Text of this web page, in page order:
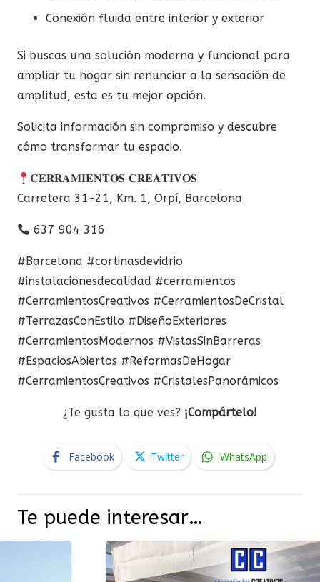
Conexión fluida entre interior y exterior
Si buscas una solución moderna y funcional para
ampliar tu hogar sin renunciar a la sensación de
amplitud, esta es tu mejor opción.
Solicita información sin compromiso y descubre
cómo transformar tu espacio.
𝐂𝐄𝐑𝐑𝐀𝐌𝐈𝐄𝐍𝐓𝐎𝐒 𝐂𝐑𝐄𝐀𝐓𝐈𝐕𝐎𝐒
Carretera 31-21, Km. 1, Orpí, Barcelona
637 904 316
#Barcelona #cortinasdevidrio
#instalacionesdecalidad #cerramientos
#CerramientosCreativos #CerramientosDeCristal
#TerrazasConEstilo #DiseñoExteriores
#CerramientosModernos #VistasSinBarreras
#EspaciosAbiertos #ReformasDeHogar
#CerramientosCreativos #CristalesPanorámicos
¿Te gusta lo que ves? ¡Compártelo!
Facebook Twitter WhatsApp
Te puede interesar…